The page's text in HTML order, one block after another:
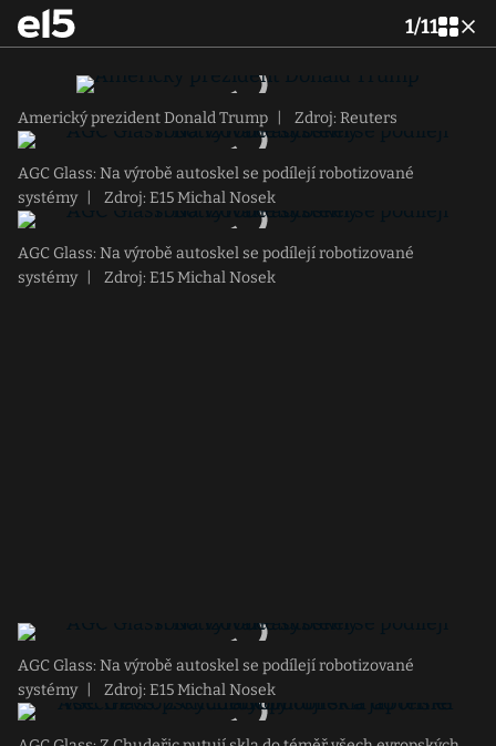
1/11
Americký prezident Donald Trump Zdroj: Reuters
AGC Glass: Na výrobě autoskel se podílejí robotizované
systémy
Zdroj: E15 Michal Nosek
AGC Glass: Na výrobě autoskel se podílejí robotizované
systémy
Zdroj: E15 Michal Nosek
AGC Glass: Na výrobě autoskel se podílejí robotizované
systémy
Zdroj: E15 Michal Nosek